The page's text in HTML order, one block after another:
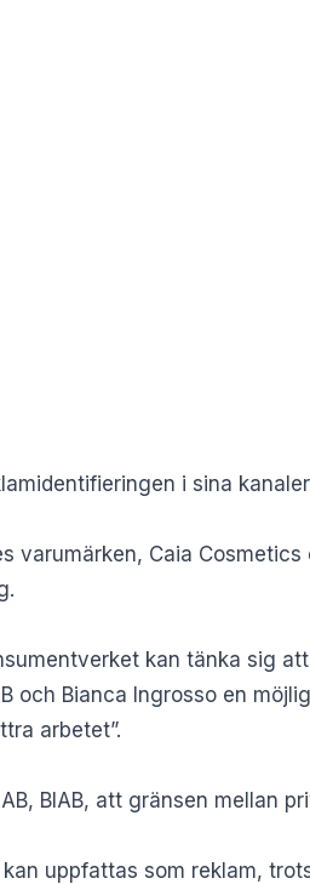
i sina
varumärken, Caia
kan tänka sig
och Bianca Ingrosso en
arbetet”.
BIAB, att gränsen mellan
uppfattas som reklam,